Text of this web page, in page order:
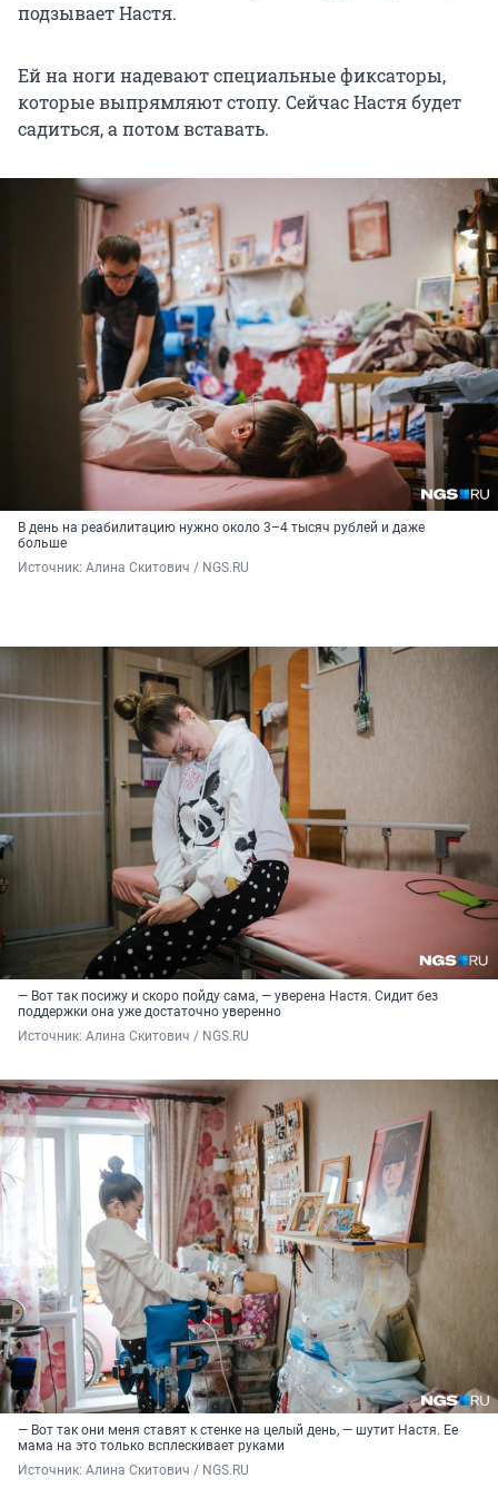
подзывает Настя.
Ей на ноги надевают специальные фиксаторы,
которые выпрямляют стопу. Сейчас Настя будет
садиться, а потом вставать.
В день на реабилитацию нужно около 3–4 тысяч рублей и даже
больше
Источник: Алина Скитович / NGS.RU
— Вот так посижу и скоро пойду сама, — уверена Настя. Сидит без
поддержки она уже достаточно уверенно
Источник: Алина Скитович / NGS.RU
— Вот так они меня ставят к стенке на целый день, — шутит Настя. Ее
мама на это только всплескивает руками
Источник: Алина Скитович / NGS.RU